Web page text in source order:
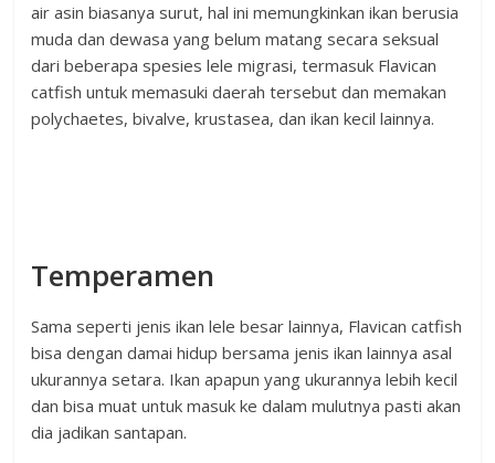
air asin biasanya surut, hal ini memungkinkan ikan berusia
muda dan dewasa yang belum matang secara seksual
dari beberapa spesies lele migrasi, termasuk Flavican
catfish untuk memasuki daerah tersebut dan memakan
polychaetes, bivalve, krustasea, dan ikan kecil lainnya.
Temperamen
Sama seperti jenis ikan lele besar lainnya, Flavican catfish
bisa dengan damai hidup bersama jenis ikan lainnya asal
ukurannya setara. Ikan apapun yang ukurannya lebih kecil
dan bisa muat untuk masuk ke dalam mulutnya pasti akan
dia jadikan santapan.